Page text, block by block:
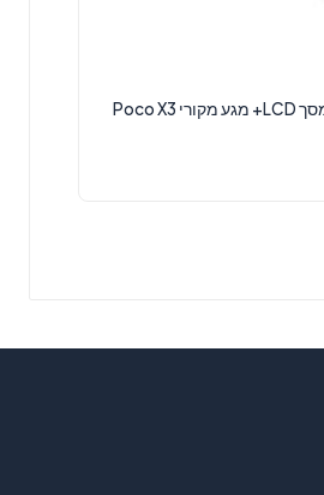
Xiaomi החלפת מסך LCD+ מגע מקורי Poco X3